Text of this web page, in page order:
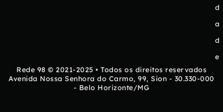
d
a
d
e
Rede 98 © 2021-2025 • Todos os direitos reservados
Avenida Nossa Senhora do Carmo, 99, Sion - 30.330-000
- Belo Horizonte/MG